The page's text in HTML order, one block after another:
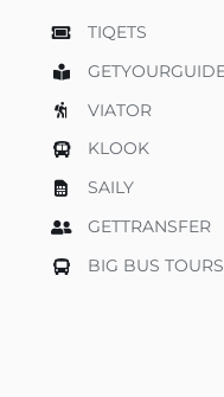
TIQETS
VIATOR
KLOOK
SAILY
GETTRANSFER
BIG BUS TOURS